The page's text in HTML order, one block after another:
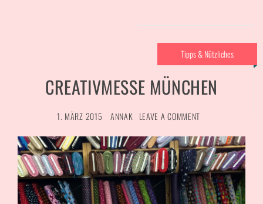
Tipps & Nützliches
CREATIVMESSE MÜNCHEN
1. MÄRZ 2015 ANNAK LEAVE A COMMENT